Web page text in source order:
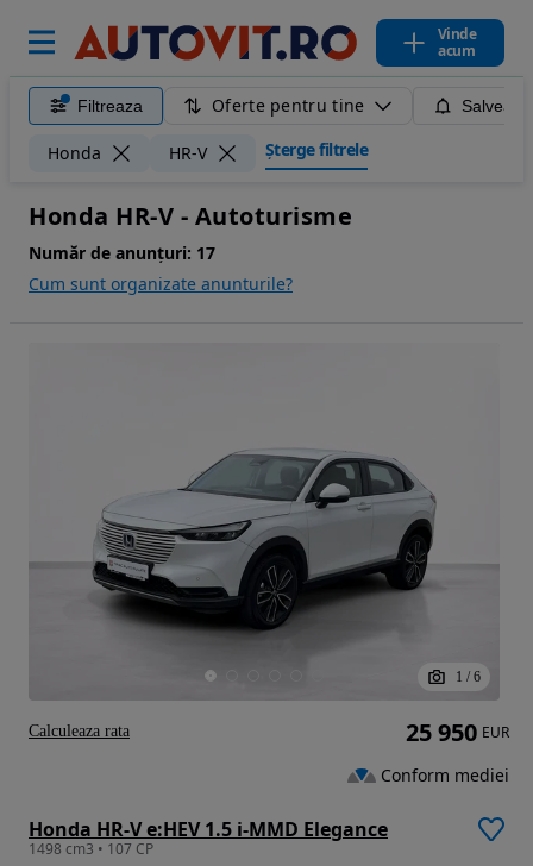
Vinde
acum
Filtreaza Oferte pentru tine
Honda HR-V Șterge filtrele
Honda HR-V - Autoturisme
Număr de anunțuri: 17
Cum sunt organizate anunturile?
1 / 6
Honda HR-V e:HEV 1.5 i-MMD Elegance
1498 cm3 • 107 CP
25 950 EUR
Conform mediei
Calculeaza rata